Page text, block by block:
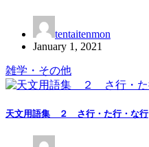
tentaitenmon
January 1, 2021
雑学・その他
天文用語集 ２ さ行・た行・な行